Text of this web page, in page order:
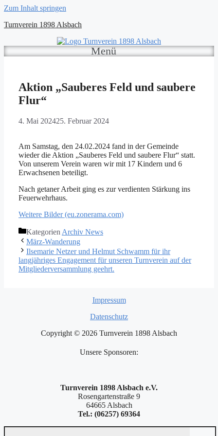
Zum Inhalt springen
Turnverein 1898 Alsbach
Menü
Aktion „Sauberes Feld und saubere
Flur“
4. Mai 202425. Februar 2024
Am Samstag, den 24.02.2024 fand in der Gemeinde
wieder die Aktion „Sauberes Feld und saubere Flur“ statt.
Von unserem Verein waren wir mit 17 Kindern und 6
Erwachsenen beteiligt.
Nach getaner Arbeit ging es zur verdienten Stärkung ins
Feuerwehrhaus.
Weitere Bilder (eu.zonerama.com)
Kategorien Archiv News
März-Wanderung
Ilsemarie Netzer und Helmut Schwamm für ihr
langjähriges Engagement für unseren Turnverein auf der
Mitgliederversammlung geehrt.
Impressum
Datenschutz
Copyright © 2026 Turnverein 1898 Alsbach
Unsere Sponsoren:
Turnverein 1898 Alsbach e.V.
Rosengartenstraße 9
64665 Alsbach
Tel.: (06257) 69364